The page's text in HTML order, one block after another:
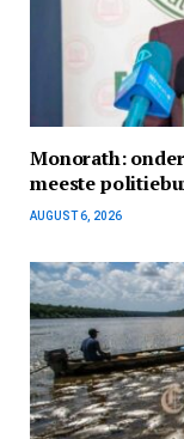
Monorath:
meeste
AUGUST 6, 2026